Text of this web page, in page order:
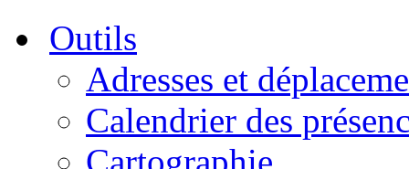
Outils
Adresses et
Calendrier des